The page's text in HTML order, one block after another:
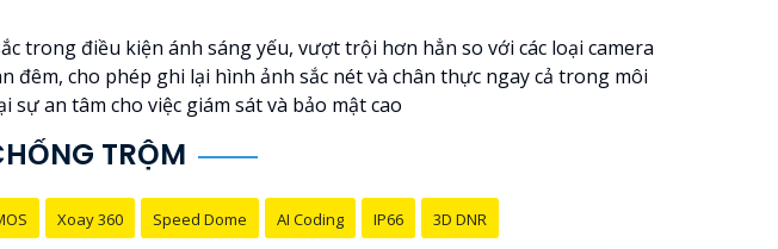
trong điều kiện ánh sáng yếu, vượt trội hơn hẳn so với các loại camera
cho phép ghi lại hình ảnh sắc nét và chân thực ngay cả trong môi
an tâm cho việc giám sát và bảo mật cao
TRỘM
Xoay 360 Speed Dome AI Coding IP66 3D DNR